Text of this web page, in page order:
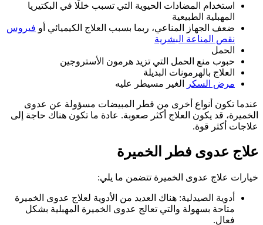
استخدام المضادات الحيوية التي تسبب خللًا في البكتيريا
المهبلية الطبيعية
ضعف الجهاز المناعي، ربما بسبب العلاج الكيميائي أو فيروس
نقص المناعة البشرية
الحمل
حبوب منع الحمل التي تزيد هرمون الأستروجين
العلاج بالهرمونات البديلة
مرض السكر
الغير مسيطر عليه
عندما تكون أنواع أخرى من فطر المبيضات مسؤولة عن عدوى
الخميرة، قد يكون العلاج أكثر صعوبة. عادة ما تكون هناك حاجة إلى
علاجات أكثر قوة.
علاج عدوى فطر الخميرة
خيارات علاج عدوى الخميرة تتضمن ما يلي:
أدوية الصيدلية: هناك العديد من الأدوية لعلاج عدوى الخميرة
متاحة بسهولة والتي تعالج عدوى الخميرة المهبلية بشكل
فعال.